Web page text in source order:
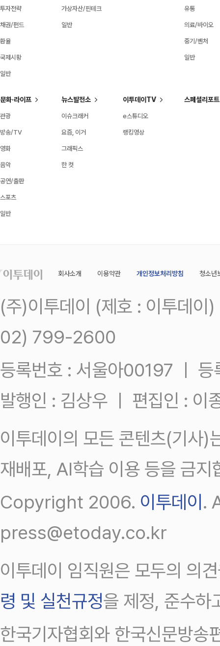
투자전략
채권/펀드
환율
국제시황
일반
가상자산/핀테크
일반
유통
의료/바이오
중기/벤처
일반
문화·라이프
관광
방송/TV
영화
음악
공연/출판
스포츠
일반
뉴스발전소
이슈크래커
요즘, 이거
그래픽스
한 컷
이투데이TV
e스튜디오
랭킹영상
스페셜리포트
회사소개 이용약관 개인정보처리방침 청소년
(주)이투데이 (제호 : 이투데
02) 799-2600
등록번호 : 서울아00197 ㅣ
발행인 : 김상우 ㅣ 편집인 : 이
이투데이의 모든 콘텐츠(기사)
재배포, AI학습 이용 등을 금지
Copyright 2006. 이투데이 .
press@etoday.co.kr
이투데이 임직원은 모두의 의
령 및 실천규정을 제정, 준수하
한국기자협회와 한국신문방송